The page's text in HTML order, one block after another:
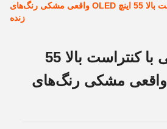
تلویزیون خانگی با کنتراست بالا 55 اینچ OLED واقعی مشکی رنگ‌های
زنده
تلویزیون خانگی با کنتراست بالا 55
اینچی OLED واقعی مشکی رنگ‌های